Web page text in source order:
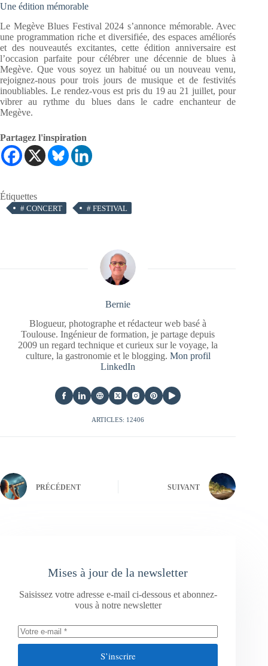
Une édition mémorable
Le Megève Blues Festival 2024 s’annonce mémorable. Avec
une programmation riche et diversifiée, des espaces améliorés
et des nouveautés excitantes, cette édition anniversaire est
l’occasion parfaite pour célébrer une décennie de blues à
Megève. Que vous soyez un habitué ou un nouveau venu,
rejoignez-nous pour trois jours de musique et de festivités
inoubliables. Le rendez-vous est pris du 19 au 21 juillet, pour
vibrer au rythme du blues dans le cadre enchanteur de
Megève.
Partagez l'inspiration
Étiquettes
# CONCERT # FESTIVAL
Bernie
Blogueur, photographe et rédacteur web basé à
Toulouse. Ingénieur de formation, je partage depuis
2009 un regard technique et curieux sur le voyage, la
culture, la gastronomie et le blogging. Mon profil
LinkedIn
ARTICLES: 12406
PRÉCÉDENT SUIVANT
Mises à jour de la newsletter
Saisissez votre adresse e-mail ci-dessous et abonnez-
vous à notre newsletter
S’inscrire